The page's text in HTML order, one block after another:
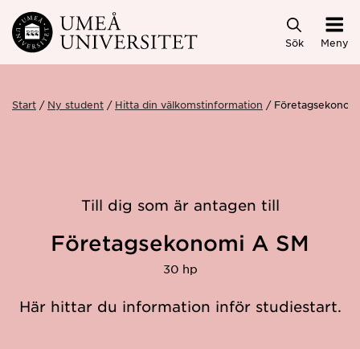
Hoppa direkt till innehållet
Sök Meny
Start Ny student Hitta din välkomstinformation
Till dig som är antagen till
Företagsekonomi A SM
30 hp
Här hittar du information inför studiestart.